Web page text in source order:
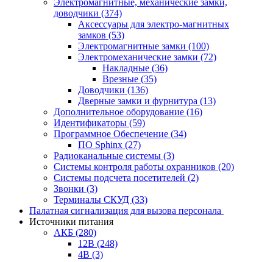
Электромагнитные, механические замки,
доводчики (374)
Аксессуары для электро-магнитных
замков (53)
Электромагнитные замки (100)
Электромеханические замки (72)
Накладные (36)
Врезные (35)
Доводчики (136)
Дверные замки и фурнитура (13)
Дополнительное оборудование (16)
Идентификаторы (59)
Программное Обеспечение (34)
ПО Sphinx (27)
Радиоканальные системы (3)
Системы контроля работы охранников (20)
Системы подсчета посетителей (2)
Звонки (3)
Терминалы СКУД (33)
Палатная сигнализация для вызова персонала
Источники питания
АКБ (280)
12В (248)
4В (3)